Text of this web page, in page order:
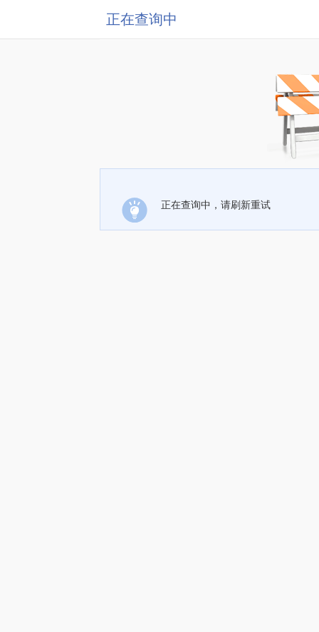
正在查询中
正在查询中，请刷新重试